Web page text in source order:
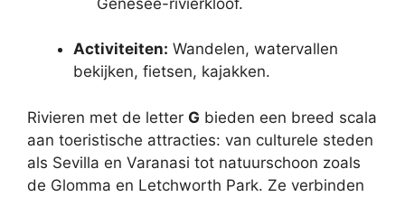
Activiteiten: Wandelen, watervallen
bekijken, fietsen, kajakken.
Rivieren met de letter G bieden een breed scala
aan toeristische attracties: van culturele steden
als Sevilla en Varanasi tot natuurschoon zoals
de Glomma en Letchworth Park. Ze verbinden